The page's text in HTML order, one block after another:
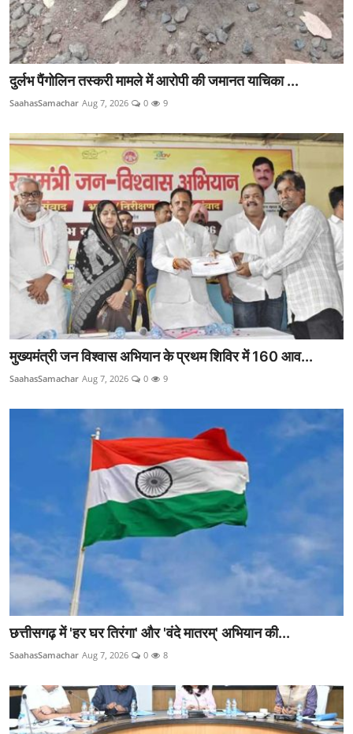
दुर्लभ पैंगोलिन तस्करी मामले में आरोपी की जमानत याचिका ...
SaahasSamachar Aug 7, 2026 0 9
मुख्यमंत्री जन विश्वास अभियान के प्रथम शिविर में 160 आव...
SaahasSamachar Aug 7, 2026 0 9
छत्तीसगढ़ में 'हर घर तिरंगा' और 'वंदे मातरम्' अभियान की...
SaahasSamachar Aug 7, 2026 0 8